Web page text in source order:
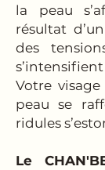
la peau
résultat
des
s’intensifient
Votre
peau se
ridules
Le